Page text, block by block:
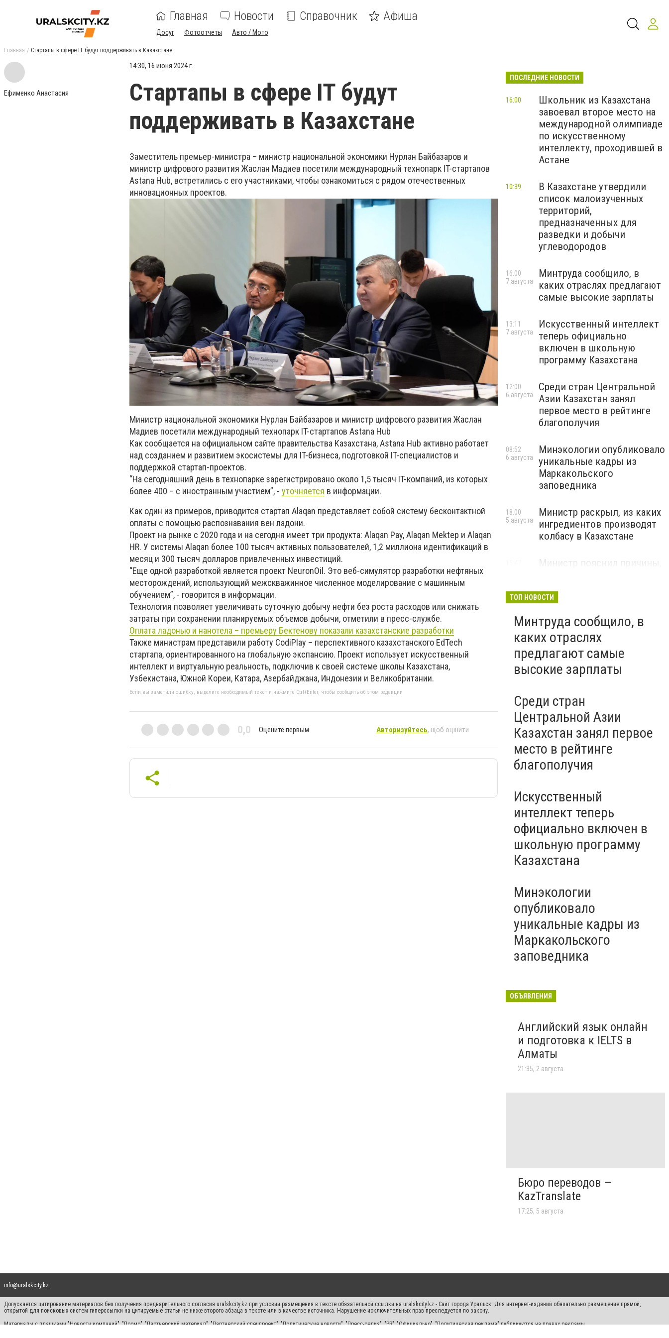
Главная Новости Справочник Афиша
Досуг Фотоотчеты Авто / Мото
Главная Стартапы в сфере IT будут поддерживать в Казахстане
Ефименко Анастасия
14:30, 16 июня 2024 г.
Стартапы в сфере IT будут
поддерживать в Казахстане
Заместитель премьер-министра – министр национальной экономики Нурлан Байбазаров и
министр цифрового развития Жаслан Мадиев посетили международный технопарк IT-стартапов
Astana Hub, встретились с его участниками, чтобы ознакомиться с рядом отечественных
инновационных проектов.
Министр национальной экономики Нурлан Байбазаров и министр цифрового развития Жаслан
Мадиев посетили международный технопарк IT-стартапов Astana Hub
Как сообщается на официальном сайте правительства Казахстана, Astana Hub активно работает
над созданием и развитием экосистемы для IT-бизнеса, подготовкой IT-специалистов и
поддержкой стартап-проектов.
“На сегодняшний день в технопарке зарегистрировано около 1,5 тысяч IT-компаний, из которых
более 400 – с иностранным участием”, - уточняется в информации.
Как один из примеров, приводится стартап Alaqan представляет собой систему бесконтактной
оплаты с помощью распознавания вен ладони.
Проект на рынке с 2020 года и на сегодня имеет три продукта: Alaqan Pay, Alaqan Mektep и Alaqan
HR. У системы Alaqan более 100 тысяч активных пользователей, 1,2 миллиона идентификаций в
месяц и 300 тысяч долларов привлеченных инвестиций.
“Еще одной разработкой является проект NeuronOil. Это веб-симулятор разработки нефтяных
месторождений, использующий межскважинное численное моделирование с машинным
обучением”, - говорится в информации.
Технология позволяет увеличивать суточную добычу нефти без роста расходов или снижать
затраты при сохранении планируемых объемов добычи, отметили в пресс-службе.
Оплата ладонью и нанотела – премьеру Бектенову показали казахстанские разработки
Также министрам представили работу CodiPlay – перспективного казахстанского EdTech
стартапа, ориентированного на глобальную экспансию. Проект использует искусственный
интеллект и виртуальную реальность, подключив к своей системе школы Казахстана,
Узбекистана, Южной Кореи, Катара, Азербайджана, Индонезии и Великобритании.
Если вы заметили ошибку, выделите необходимый текст и нажмите Ctrl+Enter, чтобы сообщить об этом редакции
0,0 Оцените первым Авторизуйтесь, щоб оцінити
ПОСЛЕДНИЕ НОВОСТИ
Школьник из Казахстана
завоевал второе место на
международной олимпиаде
по искусственному
интеллекту, проходившей в
Астане
16:00
В Казахстане утвердили
список малоизученных
территорий,
предназначенных для
разведки и добычи
углеводородов
10:39
Минтруда сообщило, в
каких отраслях предлагают
самые высокие зарплаты
16:00
7 августа
Искусственный интеллект
теперь официально
включен в школьную
программу Казахстана
13:11
7 августа
Среди стран Центральной
Азии Казахстан занял
первое место в рейтинге
благополучия
12:00
6 августа
Минэкологии опубликовало
уникальные кадры из
Маркакольского
заповедника
08:52
6 августа
Министр раскрыл, из каких
ингредиентов производят
колбасу в Казахстане
18:00
5 августа
Министр пояснил причины,
импортных
ТОП НОВОСТИ
Минтруда сообщило, в
каких отраслях
предлагают самые
высокие зарплаты
Среди стран
Центральной Азии
Казахстан занял первое
место в рейтинге
благополучия
Искусственный
интеллект теперь
официально включен в
школьную программу
Казахстана
Минэкологии
опубликовало
уникальные кадры из
Маркакольского
заповедника
ОБЪЯВЛЕНИЯ
Английский язык онлайн
и подготовка к IELTS в
Алматы
21:35, 2 августа
Бюро переводов —
KazTranslate
17:25, 5 августа
info@uralskcity.kz
Допускается цитирование материалов без получения предварительного согласия uralskcity.kz при условии размещения в тексте обязательной ссылки на uralskcity.kz - Сайт города Уральск. Для интернет-изданий обязательно размещение прямой,
открытой для поисковых систем гиперссылки на цитируемые статьи не ниже второго абзаца в тексте или в качестве источника. Нарушение исключительных прав преследуется по закону.
Материалы с плашками "Новости компаний", "Промо", "Партнерский материал", "Партнерский спецпроект", "Политические новости", "Пресс-релиз", "PR", "Официально", "Политическая реклама" публикуются на правах рекламы.